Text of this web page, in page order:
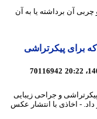
برداشته یا به آن
پیکرتراشی
70116942
و جراحی زیبایی
اخاذی با انتشار عکس